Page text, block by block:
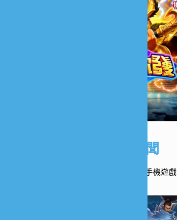
遊戲新聞
手機遊戲